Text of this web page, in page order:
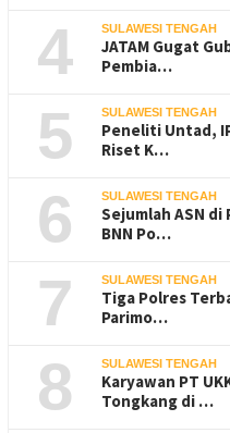
4 SULAWESI TENGAH
JATAM Gugat
Pembia…
5 SULAWESI TENGAH
Peneliti Untad,
Riset K…
6 SULAWESI TENGAH
Sejumlah ASN di
BNN Po…
7 SULAWESI TENGAH
Tiga Polres
Parimo…
8 SULAWESI TENGAH
Karyawan PT
Tongkang di …